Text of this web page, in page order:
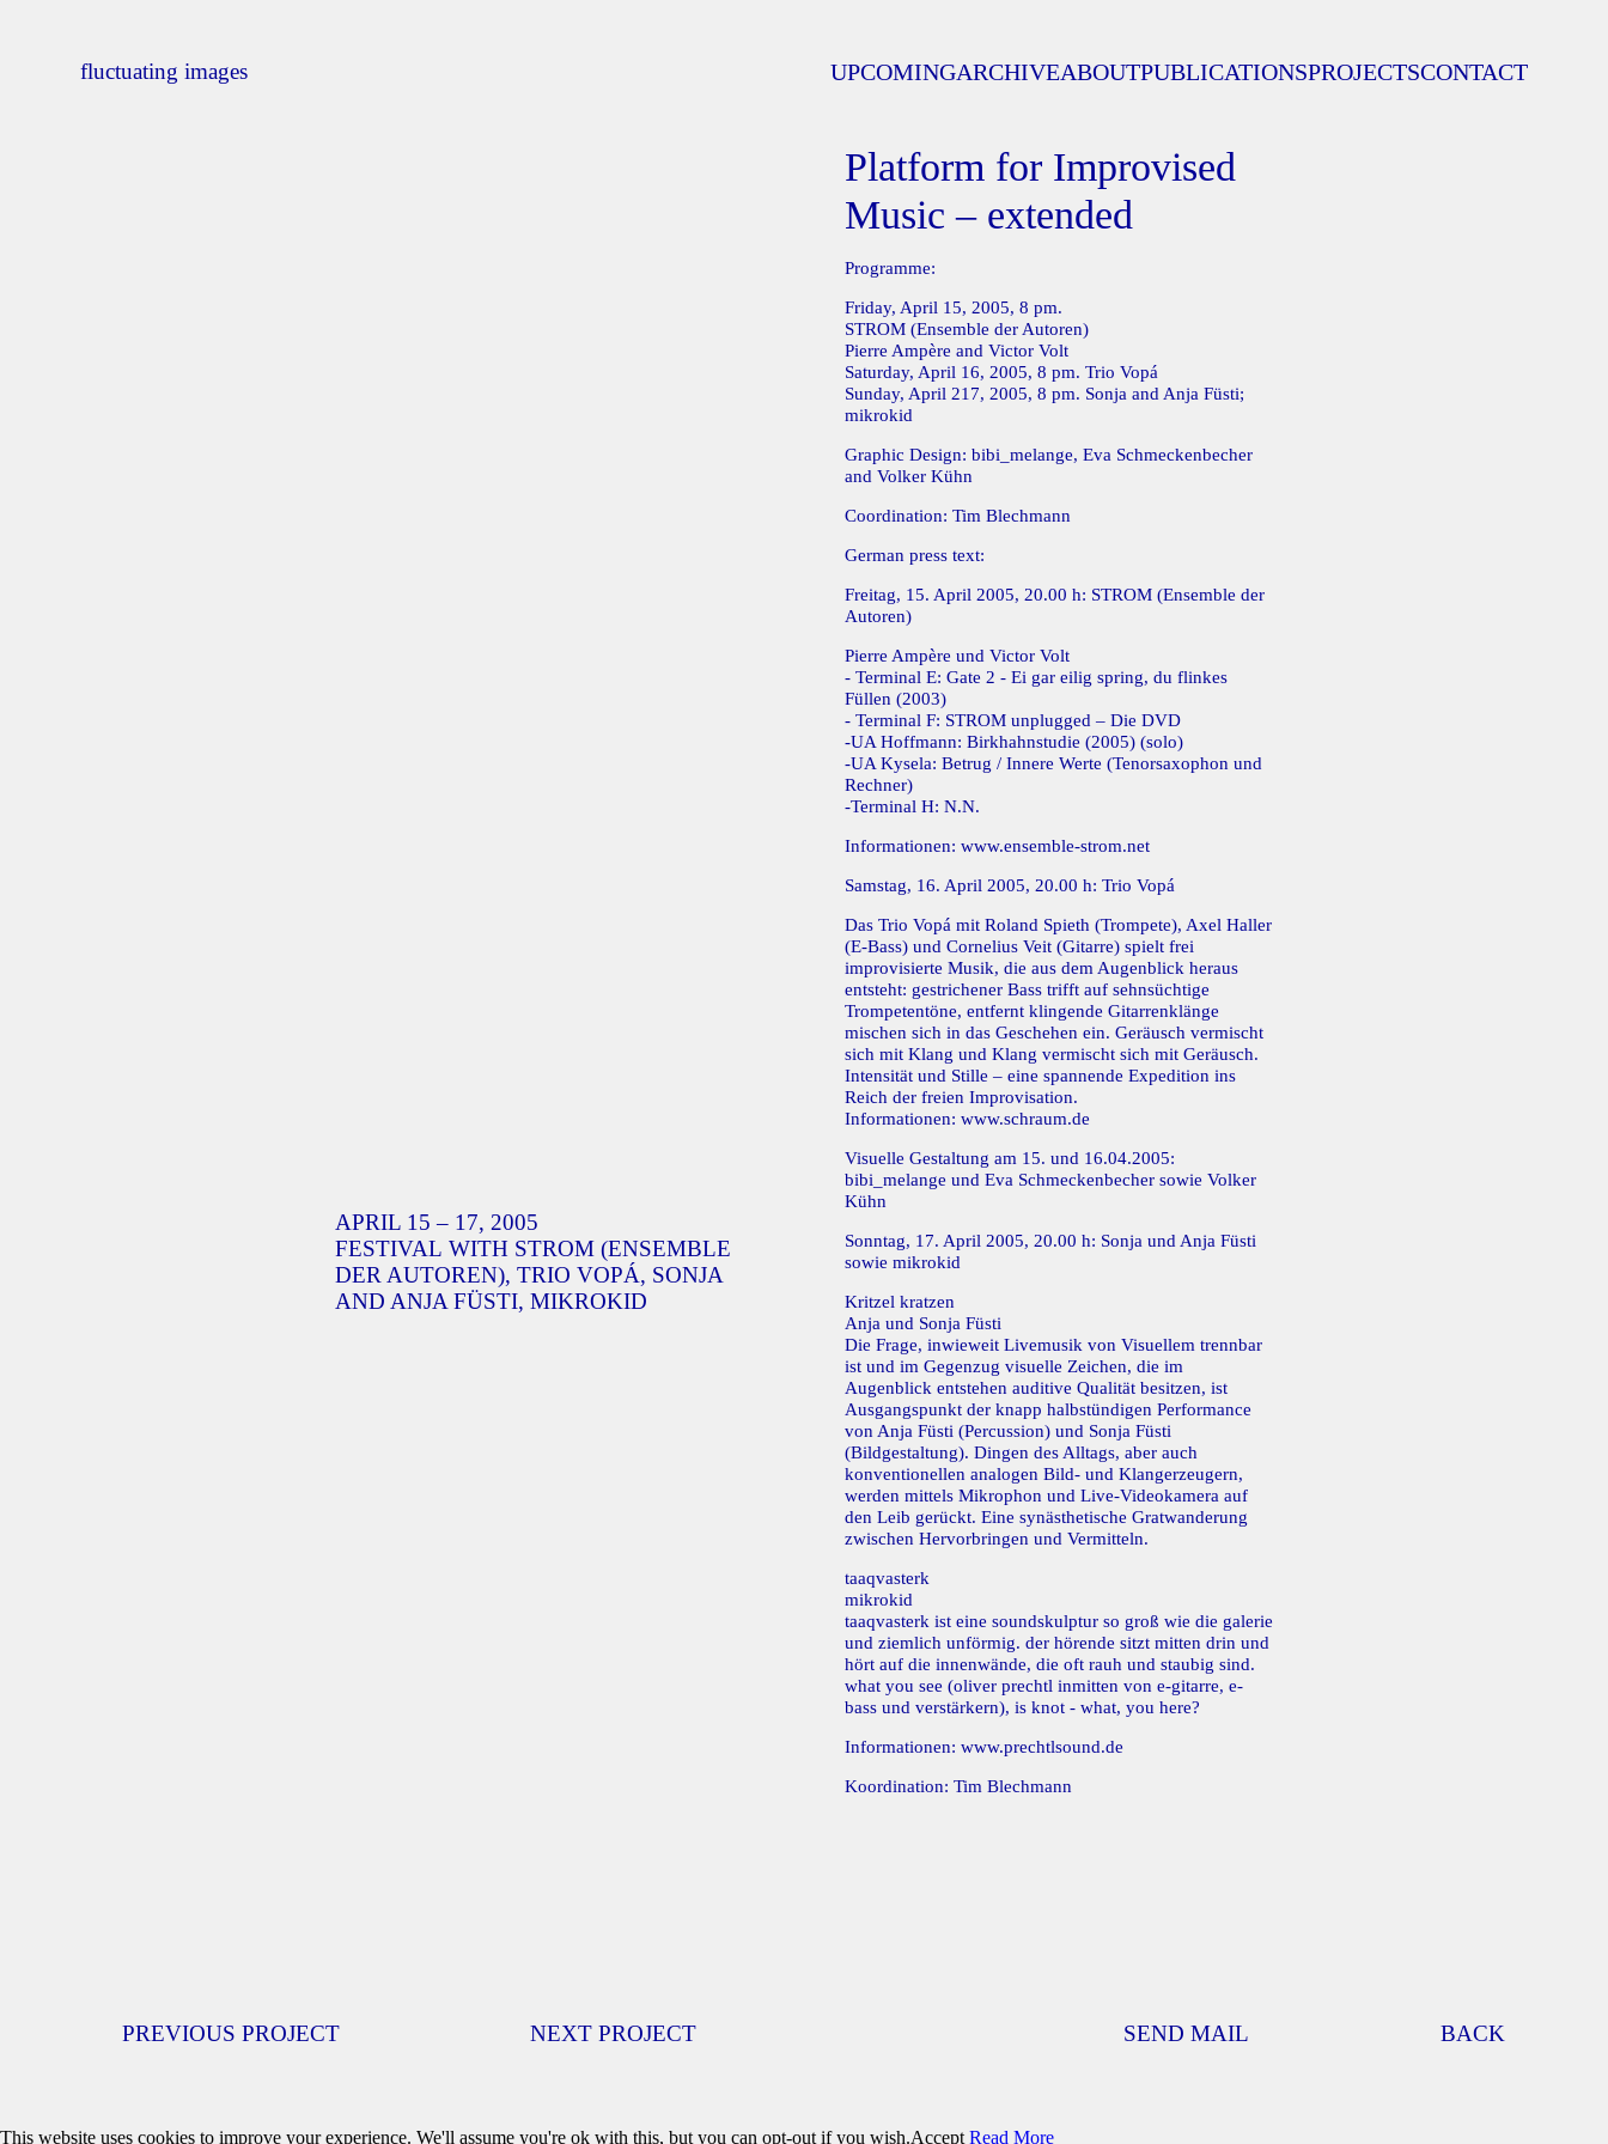
fluctuating images UPCOMINGARCHIVEABOUTPUBLICATIONSPROJECTSCONTACT
APRIL 15 – 17, 2005
FESTIVAL WITH STROM (ENSEMBLE
DER AUTOREN), TRIO VOPÁ, SONJA
AND ANJA FÜSTI, MIKROKID
Platform for Improvised
Music – extended
Programme:
Friday, April 15, 2005, 8 pm.
STROM (Ensemble der Autoren)
Pierre Ampère and Victor Volt
Saturday, April 16, 2005, 8 pm. Trio Vopá
Sunday, April 217, 2005, 8 pm. Sonja and Anja Füsti;
mikrokid
Graphic Design: bibi_melange, Eva Schmeckenbecher
and Volker Kühn
Coordination: Tim Blechmann
German press text:
Freitag, 15. April 2005, 20.00 h: STROM (Ensemble der
Autoren)
Pierre Ampère und Victor Volt
- Terminal E: Gate 2 - Ei gar eilig spring, du flinkes
Füllen (2003)
- Terminal F: STROM unplugged – Die DVD
-UA Hoffmann: Birkhahnstudie (2005) (solo)
-UA Kysela: Betrug / Innere Werte (Tenorsaxophon und
Rechner)
-Terminal H: N.N.
Informationen: www.ensemble-strom.net
Samstag, 16. April 2005, 20.00 h: Trio Vopá
Das Trio Vopá mit Roland Spieth (Trompete), Axel Haller
(E-Bass) und Cornelius Veit (Gitarre) spielt frei
improvisierte Musik, die aus dem Augenblick heraus
entsteht: gestrichener Bass trifft auf sehnsüchtige
Trompetentöne, entfernt klingende Gitarrenklänge
mischen sich in das Geschehen ein. Geräusch vermischt
sich mit Klang und Klang vermischt sich mit Geräusch.
Intensität und Stille – eine spannende Expedition ins
Reich der freien Improvisation.
Informationen: www.schraum.de
Visuelle Gestaltung am 15. und 16.04.2005:
bibi_melange und Eva Schmeckenbecher sowie Volker
Kühn
Sonntag, 17. April 2005, 20.00 h: Sonja und Anja Füsti
sowie mikrokid
Kritzel kratzen
Anja und Sonja Füsti
Die Frage, inwieweit Livemusik von Visuellem trennbar
ist und im Gegenzug visuelle Zeichen, die im
Augenblick entstehen auditive Qualität besitzen, ist
Ausgangspunkt der knapp halbstündigen Performance
von Anja Füsti (Percussion) und Sonja Füsti
(Bildgestaltung). Dingen des Alltags, aber auch
konventionellen analogen Bild- und Klangerzeugern,
werden mittels Mikrophon und Live-Videokamera auf
den Leib gerückt. Eine synästhetische Gratwanderung
zwischen Hervorbringen und Vermitteln.
taaqvasterk
mikrokid
taaqvasterk ist eine soundskulptur so groß wie die galerie
und ziemlich unförmig. der hörende sitzt mitten drin und
hört auf die innenwände, die oft rauh und staubig sind.
what you see (oliver prechtl inmitten von e-gitarre, e-
bass und verstärkern), is knot - what, you here?
Informationen: www.prechtlsound.de
Koordination: Tim Blechmann
PREVIOUS PROJECT NEXT PROJECT SEND MAIL BACK
This website uses cookies to improve your experience. We'll assume you're ok with this, but you can opt-out if you wish.Accept Read More